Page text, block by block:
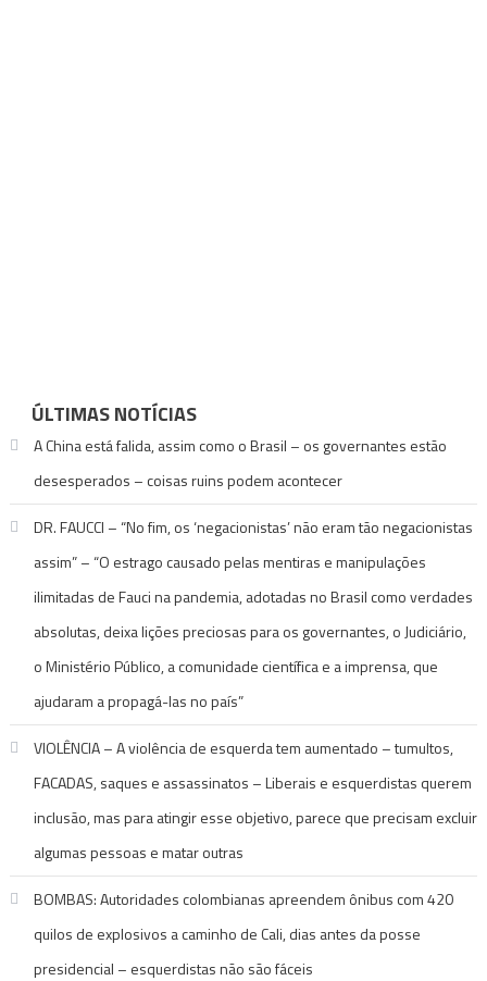
ÚLTIMAS NOTÍCIAS
A China está falida, assim como o Brasil – os governantes estão
desesperados – coisas ruins podem acontecer
DR. FAUCCI – “No fim, os ‘negacionistas’ não eram tão negacionistas
assim” – “O estrago causado pelas mentiras e manipulações
ilimitadas de Fauci na pandemia, adotadas no Brasil como verdades
absolutas, deixa lições preciosas para os governantes, o Judiciário,
o Ministério Público, a comunidade científica e a imprensa, que
ajudaram a propagá-las no país”
VIOLÊNCIA – A violência de esquerda tem aumentado – tumultos,
FACADAS, saques e assassinatos – Liberais e esquerdistas querem
inclusão, mas para atingir esse objetivo, parece que precisam excluir
algumas pessoas e matar outras
BOMBAS: Autoridades colombianas apreendem ônibus com 420
quilos de explosivos a caminho de Cali, dias antes da posse
presidencial – esquerdistas não são fáceis